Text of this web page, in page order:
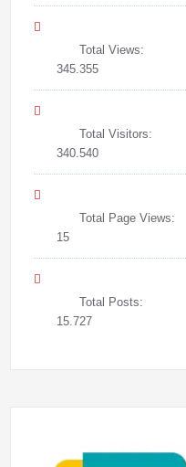
Total Views:
345.355
Total Visitors:
340.540
Total Page Views:
15
Total Posts:
15.727